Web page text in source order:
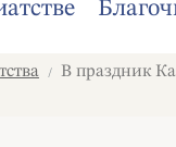
/
В праздник